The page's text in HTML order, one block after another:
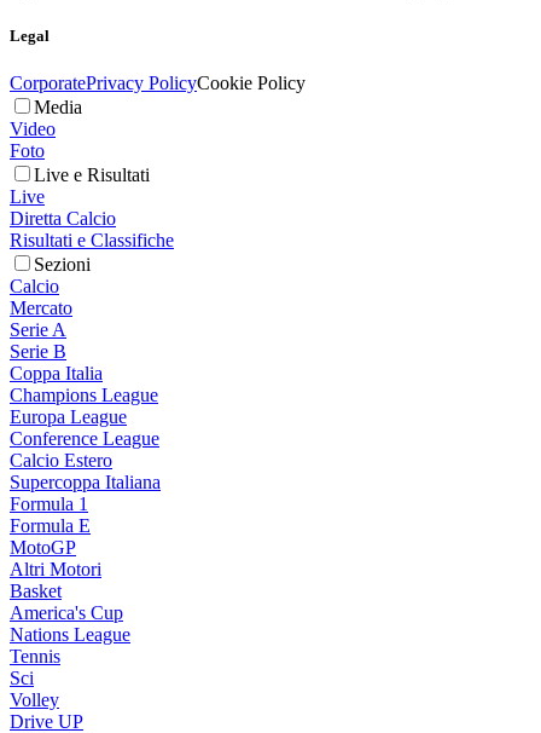
Legal
CorporatePrivacy PolicyCookie Policy
Media
Video
Foto
Live e Risultati
Live
Diretta Calcio
Risultati e Classifiche
Sezioni
Calcio
Mercato
Serie A
Serie B
Coppa Italia
Champions League
Europa League
Conference League
Calcio Estero
Supercoppa Italiana
Formula 1
Formula E
MotoGP
Altri Motori
Basket
America's Cup
Nations League
Tennis
Sci
Volley
Drive UP